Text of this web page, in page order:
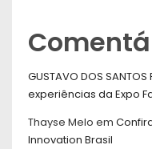
GUSTAVO DOS SANTOS
experiências da Expo
Thayse Melo em
Innovation Brasil